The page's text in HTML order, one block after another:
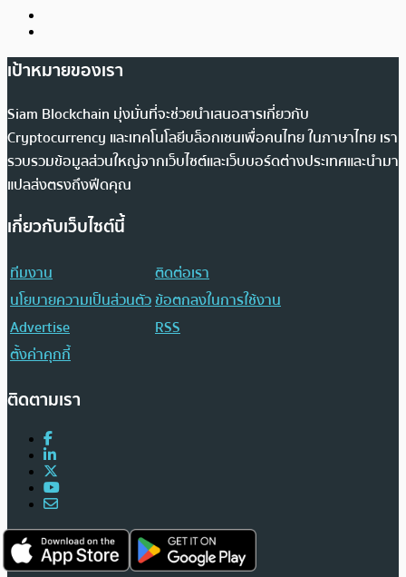
เป้าหมายของเรา
Siam Blockchain มุ่งมั่นที่จะช่วยนำเสนอสารเกี่ยวกับ
Cryptocurrency และเทคโนโลยีบล็อกเชนเพื่อคนไทย ในภาษาไทย เรา
รวบรวมข้อมูลส่วนใหญ่จากเว็บไซต์และเว็บบอร์ดต่างประเทศและนำมา
แปลส่งตรงถึงฟีดคุณ
เกี่ยวกับเว็บไซต์นี้
ทีมงาน
ติดต่อเรา
นโยบายความเป็นส่วนตัวข้อตกลงในการใช้งาน
Advertise
RSS
ตั้งค่าคุกกี้
ติดตามเรา